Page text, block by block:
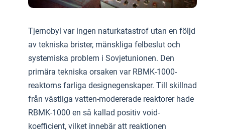
Tjernobyl var ingen naturkatastrof utan en följd
av tekniska brister, mänskliga felbeslut och
systemiska problem i Sovjetunionen. Den
primära tekniska orsaken var RBMK-1000-
reaktorns farliga designegenskaper. Till skillnad
från västliga vatten-modererade reaktorer hade
RBMK-1000 en så kallad positiv void-
koefficient, vilket innebär att reaktionen